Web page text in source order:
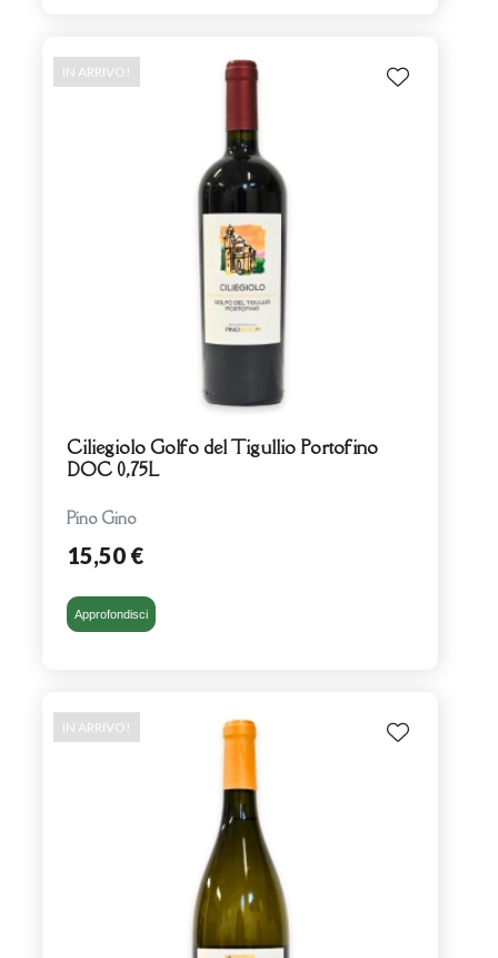
Ciliegiolo Golfo del Tigullio Portofino
DOC 0,75L
Pino Gino
15,50 €
Approfondisci
IN ARRIVO!
IN ARRIVO!